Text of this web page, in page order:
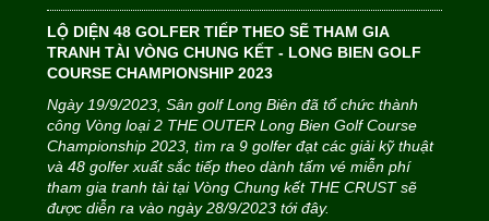
LỘ DIỆN 48 GOLFER TIẾP THEO SẼ THAM GIA
TRANH TÀI VÒNG CHUNG KẾT - LONG BIEN GOLF
COURSE CHAMPIONSHIP 2023
Ngày 19/9/2023, Sân golf Long Biên đã tổ chức thành
công Vòng loại 2 THE OUTER Long Bien Golf Course
Championship 2023, tìm ra 9 golfer đạt các giải kỹ thuật
và 48 golfer xuất sắc tiếp theo dành tấm vé miễn phí
tham gia tranh tài tại Vòng Chung kết THE CRUST sẽ
được diễn ra vào ngày 28/9/2023 tới đây.